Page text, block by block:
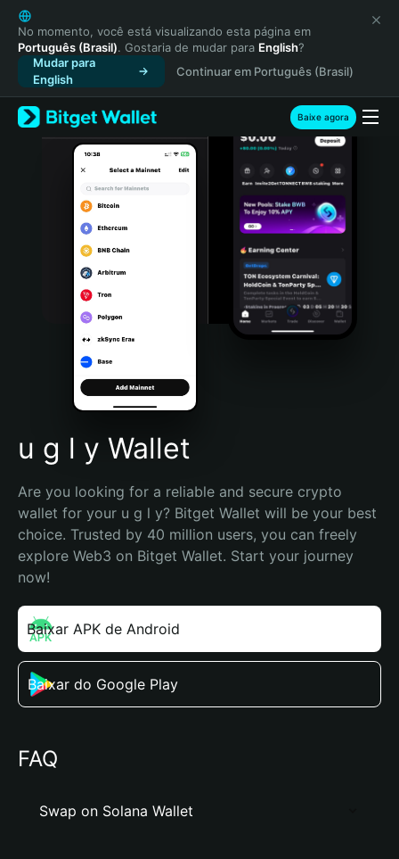
English
日本語
Tiếng Việt
Русский
Español (Latinoamérica)
Türkçe
Italiano
Português (Portugal)
Bahasa Indonesia
Português (Brasil)
Español (Argentina)
No momento, você está visualizando esta página em
Português (Brasil). Gostaria de mudar para English?
Mudar para
English
Continuar em Português (Brasil)
Baixe agora
u g l y Wallet
Are you looking for a reliable and secure crypto
wallet for your u g l y? Bitget Wallet will be your best
choice. Trusted by 40 million users, you can freely
explore Web3 on Bitget Wallet. Start your journey
now!
Baixar APK de Android
Baixar do Google Play
FAQ
Swap on Solana Wallet